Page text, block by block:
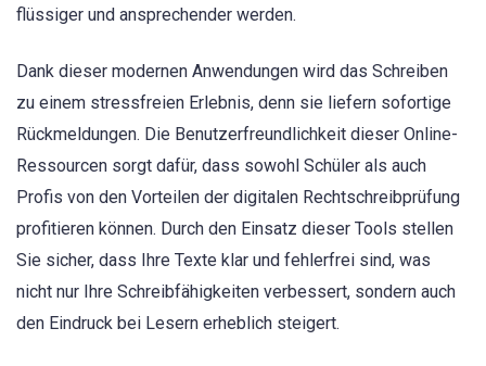
flüssiger und ansprechender werden.
Dank dieser modernen Anwendungen wird das Schreiben
zu einem stressfreien Erlebnis, denn sie liefern sofortige
Rückmeldungen. Die Benutzerfreundlichkeit dieser Online-
Ressourcen sorgt dafür, dass sowohl Schüler als auch
Profis von den Vorteilen der digitalen Rechtschreibprüfung
profitieren können. Durch den Einsatz dieser Tools stellen
Sie sicher, dass Ihre Texte klar und fehlerfrei sind, was
nicht nur Ihre Schreibfähigkeiten verbessert, sondern auch
den Eindruck bei Lesern erheblich steigert.